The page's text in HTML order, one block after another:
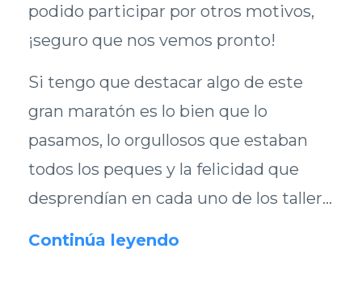
podido participar por otros motivos,
¡seguro que nos vemos pronto!
Si tengo que destacar algo de este
gran maratón es lo bien que lo
pasamos, lo orgullosos que estaban
todos los peques y la felicidad que
desprendían en cada uno de los taller...
Continúa leyendo